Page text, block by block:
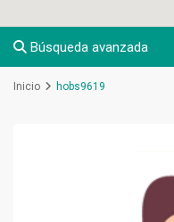
Búsqueda avanzada
Inicio hobs9619